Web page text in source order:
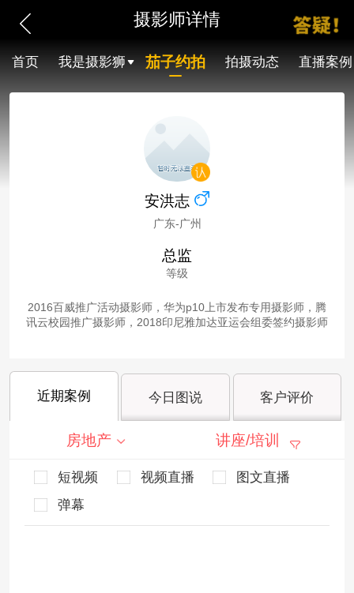
摄影师详情
首页 我是摄影狮 茄子约拍 拍摄动态 直播案例
安洪志
广东-广州
总监
等级
2016百威推广活动摄影师，华为p10上市发布专用摄影师，腾
讯云校园推广摄影师，2018印尼雅加达亚运会组委签约摄影师
近期案例 今日图说 客户评价
房地产 讲座/培训
短视频 视频直播
图文直播
弹幕